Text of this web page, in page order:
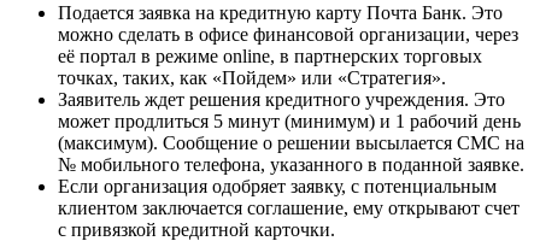
Подается заявка на кредитную карту Почта Банк. Это
можно сделать в офисе финансовой организации, через
её портал в режиме online, в партнерских торговых
точках, таких, как «Пойдем» или «Стратегия».
Заявитель ждет решения кредитного учреждения. Это
может продлиться 5 минут (минимум) и 1 рабочий день
(максимум). Сообщение о решении высылается СМС на
№ мобильного телефона, указанного в поданной заявке.
Если организация одобряет заявку, с потенциальным
клиентом заключается соглашение, ему открывают счет
с привязкой кредитной карточки.